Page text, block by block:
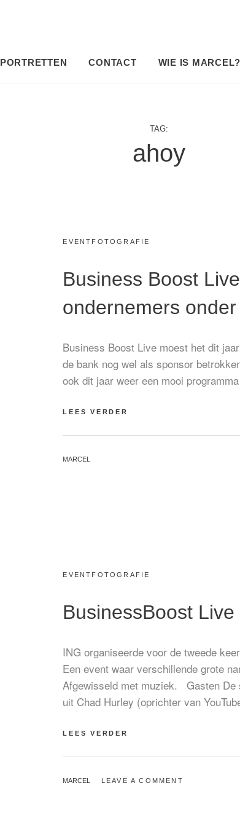
PORTRETTEN CONTACT WIE IS MARCEL?
TAG:
ahoy
CATEGORIES:
EVENTFOTOGRAFIE
Business Boost
ondernemers
Business Boost Live moest het dit
de bank nog wel als sponsor
ook dit jaar weer een mooi
LEES VERDER
LIVE
BY
MARCEL
CATEGORIES:
EVENTFOTOGRAFIE
BusinessBoost
ING organiseerde voor de tweede
Een event waar verschillende grote
Afgewisseld met muziek. Gasten De
uit Chad Hurley (oprichter van
LEES VERDER
IN
DOOR
BY
MARCEL LEAVE A COMMENT